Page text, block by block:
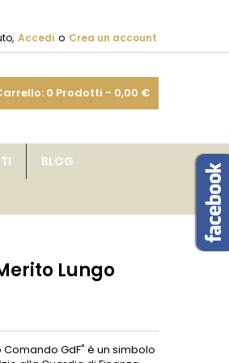
Accedi o Crea un account
0 Prodotti - 0,00 €
BLOG
Lungo
GdF" è un simbolo